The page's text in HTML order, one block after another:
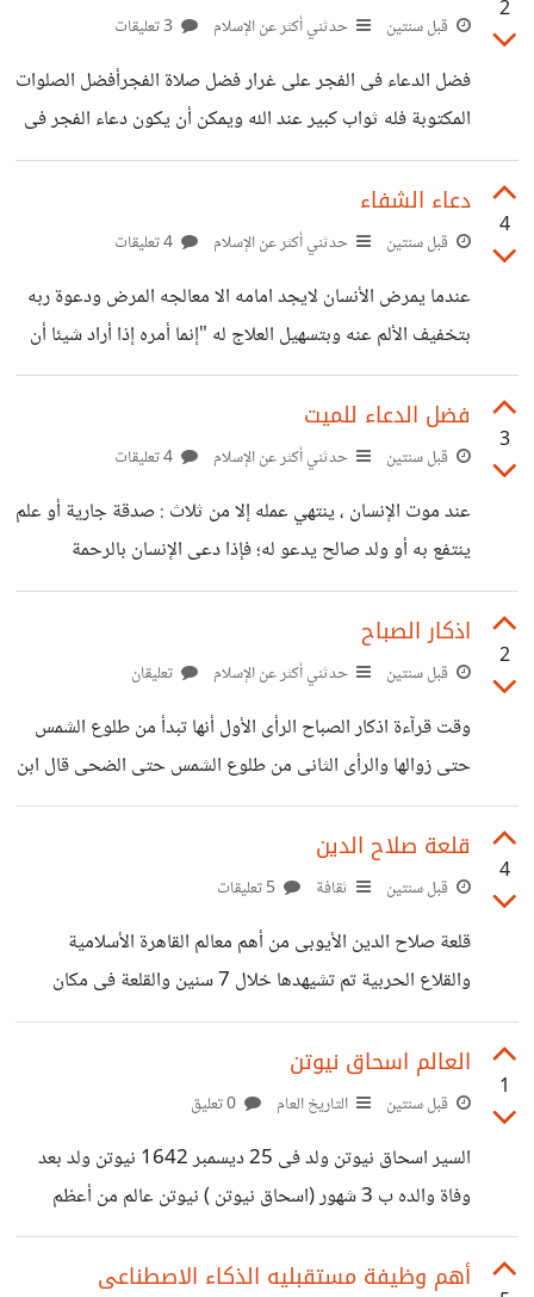
2
قبل سنتين حدثني أكثر عن الإسلام
فضل الدعاء فى الفجر على غرار فضل صلاة الفجرأفضل الصلوات
المكتوبة فله ثواب كبير عند الله ويمكن أن يكون دعاء الفجر فى
ساعات الأستجابة يمكنك أن تدعو بالشفاء أو الدعاء لميت أو
الدعاء لقضاء حاجه ما أو الدعاء بتوبه من ذنب ما فاخلص نيتك
لله وقم بالدعاء بما يتيسر من الأدعية التى سأذكرها لك الآن
le.blogspot.com/2024/09/blog-post_13.html
4
دعاء الشفاء
قبل سنتين حدثني أكثر عن الإسلام
عندما يمرض الأنسان لايجد امامه الا معالجه المرض ودعوة ربه
بتخفيف الألم عنه وبتسهيل العلاج له "إنما أمره إذا أراد شيئا أن
يقول له كن فيكون" فسبحان الله تعالى حتى فى أسماءه الحسنى
أسم "الشافى" فعلى الإنسان الأخذ بالأسباب والدعاء بالأحاديث
النبويه والأدعية التى دعاها الأنبياء السابقين مثل سيدنا أيوب
https://learn-way-le.blogspot.com/2024/09/blog-
post_16.html
3
فضل الدعاء للميت
قبل سنتين حدثني أكثر عن الإسلام
عند موت الإنسان ، ينتهي عمله إلا من ثلاث : صدقة جارية أو علم
ينتفع به أو ولد صالح يدعو له؛ فإذا دعى الإنسان بالرحمة
والمغفرة للميت ، لم ينقطع عمله ، وخفف الله عنه بقدر ما يُدعى
له من قبل الناس ويجعل قبره روضه من رياض الجنة
https://learn-way-le.blogspot.com/2024/09/blog-
2
اذكار الصباح
قبل سنتين حدثني أكثر عن الإسلام تعليقان
وقت قرآءة اذكار الصباح الرأى الأول أنها تبدأ من طلوع الشمس
حتى زوالها والرأى الثانى من طلوع الشمس حتى الضحى قال ابن
كثير: «البسُوا مِعطَف الأذكار لِيقِيكم شُرور الإنْس والجَان وقال:
ودثّروا أرواحَكُم بالاستْغفار لتَمْحي لكُم ذُنوب اللّيل والنّهَار» حكم
اذكار الصباح اذكار الصباح وغيرها من الأدعية مثل دعاء السفر
لمواظبة الرسول ﷺ بها https://learn-way-
le.blogspot.com/2024/09/Morning-
remembrance.html
4
قلعة صلاح الدين
قبل سنتين ثقافة
قلعة صلاح الدين الأيوبى من أهم معالم القاهرة الأسلامية
والقلاع الحربية تم تشيهدها خلال 7 سنين والقلعة فى مكان
استراتجيى ومن أفضل الأماكن فى القاهرة تطل القلعة على أغلب
الأماكن التاريخية فى القاهرة القلعة التى تحتوى على مسجد
محمد على وجامع الناصر محمد ابن قلاون ومتحف الشرطة
من أفخم قصور القلعة وبئر يوسف وسجن القلعة الذى شهد على
الكثير من الأعمال فى تاريخية https://learn-way-
le.blogspot.com/2024/09/Salahaldin-Citadel.html
1
العالم اسحاق نيوتن
قبل سنتين التاريخ العام
السير اسحاق نيوتن ولد فى 25 ديسمبر 1642 نيوتن ولد بعد
وفاة والده ب 3 شهور (اسحاق نيوتن ) نيوتن عالم من أعظم
العلماء فى الفيزياء والرياضيات على مر التاريخ وكان رمز للعلم
وساهم فى تعلم حركة المد والجزر وحركة الكواكب والمقذوفات
أهم وظيفة مستقبليه الذكاء الاصطناعى